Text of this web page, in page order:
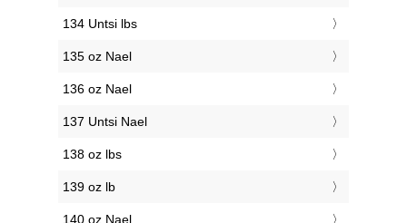
134 Untsi lbs
135 oz Nael
136 oz Nael
137 Untsi Nael
138 oz lbs
139 oz lb
140 oz Nael